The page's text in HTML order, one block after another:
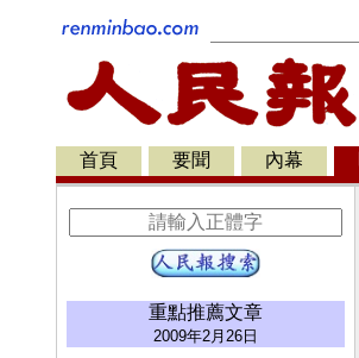
首頁 要聞 內幕
重點推薦文章
2009年2月26日